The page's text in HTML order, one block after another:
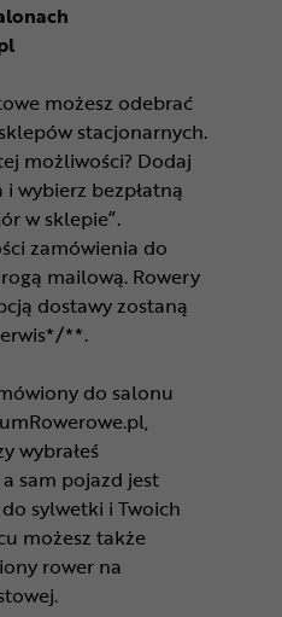
możesz odebrać
stacjonarnych.
możliwości? Dodaj
wybierz bezpłatną
w sklepie”.
zamówienia do
mailową. Rowery
dostawy zostaną
**.
do salonu
wybrałeś
sam pojazd jest
sylwetki i Twoich
możesz także
rower na